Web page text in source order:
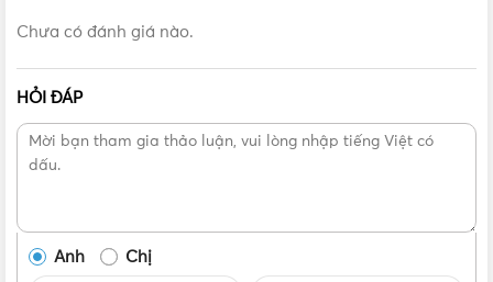
Chưa có đánh giá nào.
HỎI ĐÁP
Anh Chị